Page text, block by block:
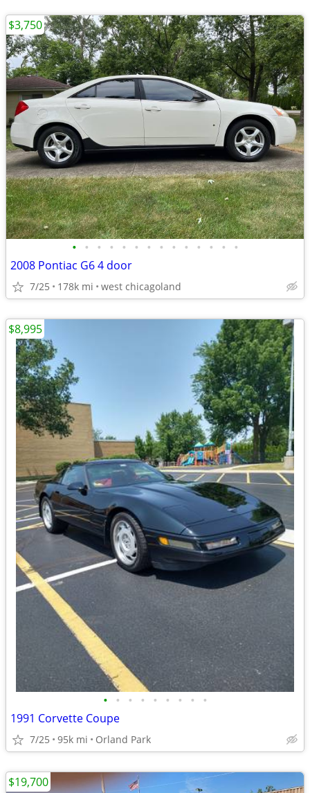
• • • • • • • • • • • • • •
2008 Pontiac G6 4 door
7/25 178k mi west chicagoland
$3,750
• • • • • • • • •
1991 Corvette Coupe
7/25 95k mi Orland Park
$8,995
$19,700